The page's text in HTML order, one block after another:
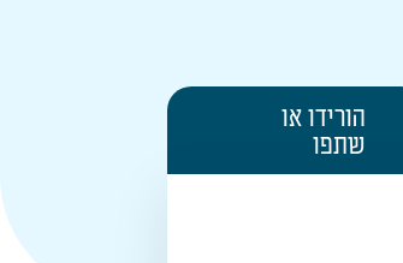
הורידו או
שתפו